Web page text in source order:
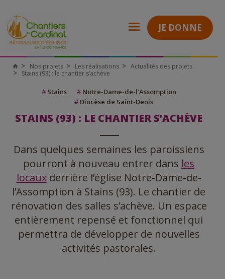
JE DONNE
Nos projets Les réalisations
Actualités des projets
Stains (93) : le chantier s’achève
#Stains #Notre-Dame-de-l'Assomption
# Diocèse de Saint-Denis
STAINS (93) : LE CHANTIER S’ACHÈVE
Dans quelques semaines les paroissiens
pourront à nouveau entrer dans les
locauxderrière l’église Notre-Dame-de-
l’Assomption à Stains (93). Le chantier de
rénovation des salles s’achève. Un espace
entièrement repensé et fonctionnel qui
permettra de développer de nouvelles
activités pastorales.